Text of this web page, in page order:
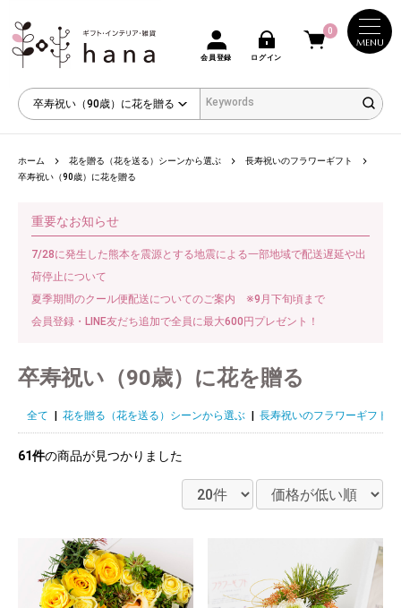
MENU
会員登録 ログイン
0
ホーム 花を贈る（花を送る）シーンから選ぶ
長寿祝いのフラワーギフト
卒寿祝い（90歳）に花を贈る
重要なお知らせ
7/28に発生した熊本を震源とする地震による一部地域で配送遅延や出
荷停止について
夏季期間のクール便配送についてのご案内 ※9月下旬頃まで
会員登録・LINE友だち追加で全員に最大600円プレゼント！
卒寿祝い（90歳）に花を贈る
全て 花を贈る（花を送る）シーンから選ぶ 長寿祝いのフラワーギフト
61件の商品が見つかりました